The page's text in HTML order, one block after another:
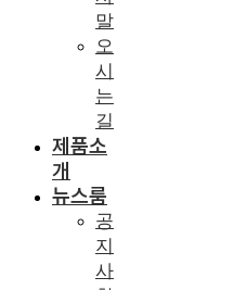
말
오
시
는
길
제품소
개
뉴스룸
공
지
사